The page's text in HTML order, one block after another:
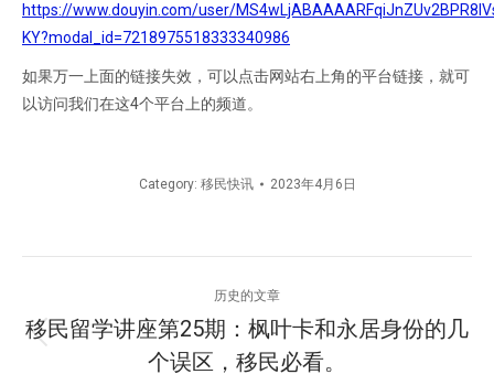
https://www.douyin.com/user/
KY?modal_id=7218975518333340986
如果万一上面的链接失效，可以点击网站右上角的平台链接，就可
以访问我们在这4个平台上的频道。
Category: 移民快讯 2023年4月6日
章
历史的文章
历
史
移民留学讲座第25期：枫叶卡和永居身份的几
个误区，移民必看。